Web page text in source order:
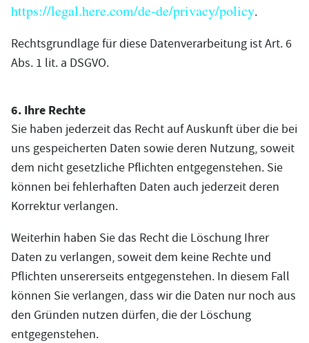
https://legal.here.com/de-de/privacy/policy.
Rechtsgrundlage für diese Datenverarbeitung ist Art. 6
Abs. 1 lit. a DSGVO.
6. Ihre Rechte
Sie haben jederzeit das Recht auf Auskunft über die bei
uns gespeicherten Daten sowie deren Nutzung, soweit
dem nicht gesetzliche Pflichten entgegenstehen. Sie
können bei fehlerhaften Daten auch jederzeit deren
Korrektur verlangen.
Weiterhin haben Sie das Recht die Löschung Ihrer
Daten zu verlangen, soweit dem keine Rechte und
Pflichten unsererseits entgegenstehen. In diesem Fall
können Sie verlangen, dass wir die Daten nur noch aus
den Gründen nutzen dürfen, die der Löschung
entgegenstehen.